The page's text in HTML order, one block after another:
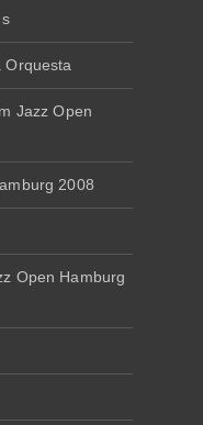
Orquesta
Jazz Open
2008
Open Hamburg